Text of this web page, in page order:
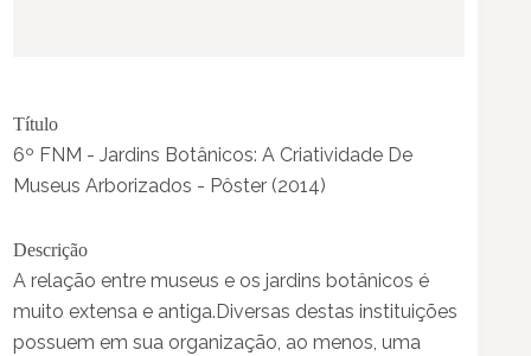
Título
6º FNM - Jardins Botânicos: A Criatividade De
Museus Arborizados - Pôster (2014)
Descrição
A relação entre museus e os jardins botânicos é
muito extensa e antiga.Diversas destas instituições
possuem em sua organização, ao menos, uma